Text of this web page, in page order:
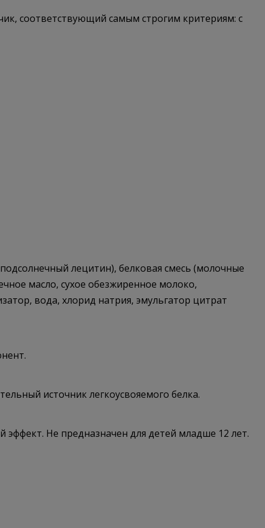
соответствующий самым строгим критериям: с
лецитин), белковая смесь (молочные
масло, сухое обезжиренное молоко,
вода, хлорид натрия, эмульгатор цитрат
источник легкоусвояемого белка.
Не предназначен для детей младше 12 лет.